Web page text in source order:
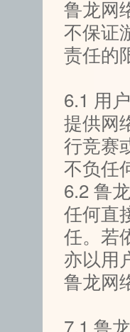
鲁龙网
不保证
责任的
6.1 用
提供网
行竞赛
不负任
6.2 鲁
任何直
任。若
亦以用
鲁龙网
7.1 鲁